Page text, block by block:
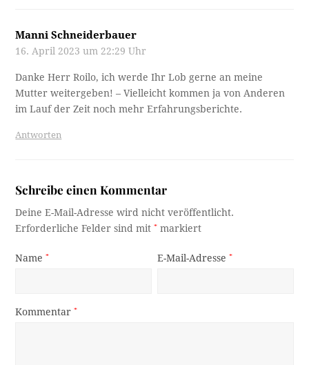
Manni Schneiderbauer
16. April 2023 um 22:29 Uhr
Danke Herr Roilo, ich werde Ihr Lob gerne an meine
Mutter weitergeben! – Vielleicht kommen ja von Anderen
im Lauf der Zeit noch mehr Erfahrungsberichte.
Antworten
Schreibe einen Kommentar
Deine E-Mail-Adresse wird nicht veröffentlicht.
Erforderliche Felder sind mit* markiert
Name* E-Mail-Adresse*
Kommentar*